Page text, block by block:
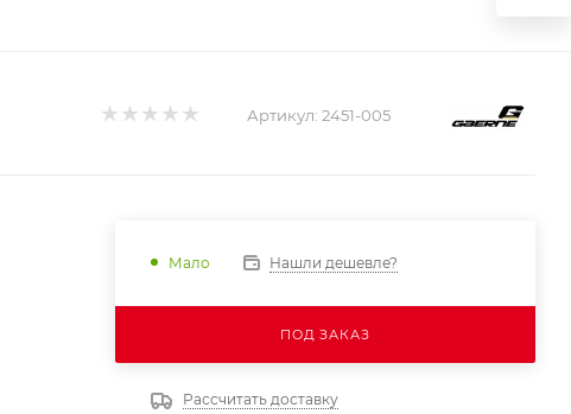
Артикул: 2451-005
Мало Нашли дешевле?
ПОД ЗАКАЗ
Рассчитать доставку